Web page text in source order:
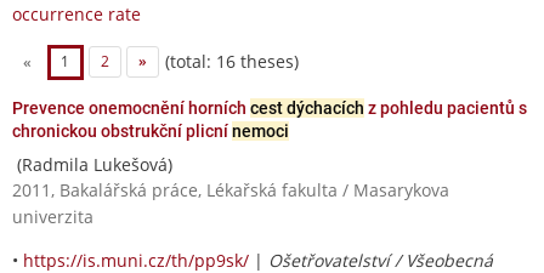
occurrence rate
« 1 2 » (total: 16 theses)
Prevence onemocnění horních cest dýchacích z pohledu pacientů s
chronickou obstrukční plicnínemoci
(Radmila Lukešová)
2011, Bakalářská práce, Lékařská fakulta / Masarykova
univerzita
• https://is.muni.cz/th/pp9sk/ | Ošetřovatelství / Všeobecná